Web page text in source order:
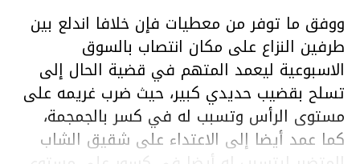
ووفق ما توفر من معطيات فإن خلافا اندلع بين
طرفين النزاع على مكان انتصاب بالسوق
الاسبوعية ليعمد المتهم في قضية الحال إلى
تسلح بقضيب حديدي كبير، حيث ضرب غريمه على
مستوى الرأس وتسبب له في كسر بالجمجمة،
كما عمد أيضا إلى الاعتداء على شقيق الشاب